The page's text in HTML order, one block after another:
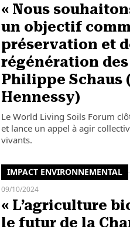
« Nous
un objectif
préservation et
régénération des
Philippe Schaus
Hennessy)
Le World Living Soils Forum
et lance un appel à agir
vivants.
IMPACT ENVIRONNEMENTAL
09/10/2024
« L’agriculture
le futur de la